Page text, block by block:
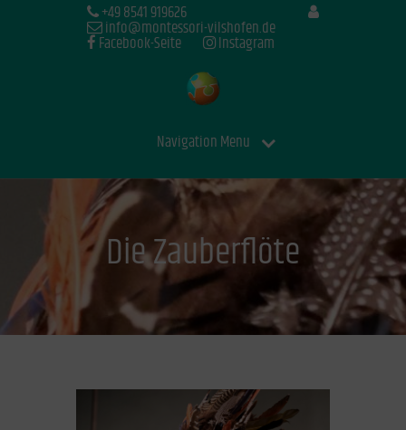
+49 8541 919626
info@montessori-vilshofen.de
Facebook-Seite Instagram
Navigation Menu
Die Zauberflöte